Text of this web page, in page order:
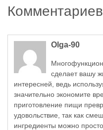
Olga-90
сделает вашу
интересней, ведь
значительно экономите
приготовление пищи
удовольствие, так как
ингредиенты можно